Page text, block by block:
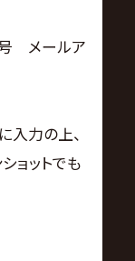
メールア
入力の上、
ョットでも